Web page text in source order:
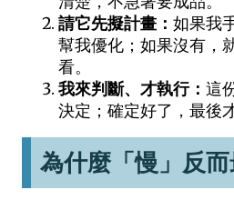
請它先擬計畫： 如果我
幫我優化；如果沒有，
看。
我來判斷、才執行： 這
決定；確定好了，最後
為什麼「慢」反